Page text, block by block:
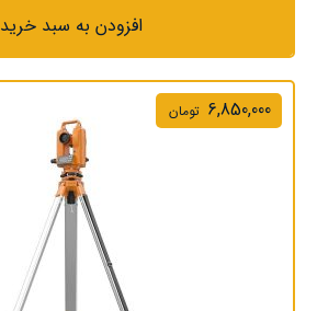
افزودن به سبد خرید
6,850,000 تومان